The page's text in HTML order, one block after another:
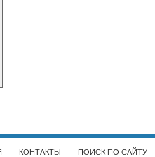
КОНТАКТЫ ПОИСК ПО САЙТУ